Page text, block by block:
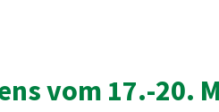
vom 17.-20.